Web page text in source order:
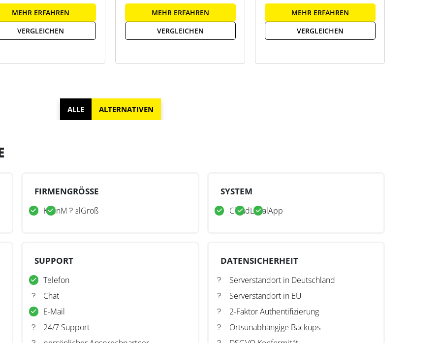
MEHR ERFAHREN
VERGLEICHEN
MEHR ERFAHREN
VERGLEICHEN
MEHR ERFAHREN
VERGLEICHEN
ALLE ALTERNATIVEN
FIRMENGRÖSSE
KleinMittelGroß
SYSTEM
CloudLokalApp
SUPPORT
Telefon
Chat
E-Mail
24/7 Support
DATENSICHERHEIT
Serverstandort in Deutschland
Serverstandort in EU
2-Faktor Authentifizierung
Ortsunabhängige Backups